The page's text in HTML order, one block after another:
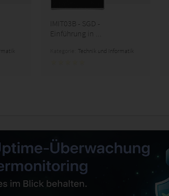
IMIT03B - SGD -
Einführung in ...
Technik und Informatik